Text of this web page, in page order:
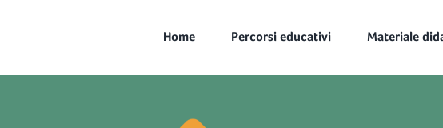
Home Percorsi educativi Materiale